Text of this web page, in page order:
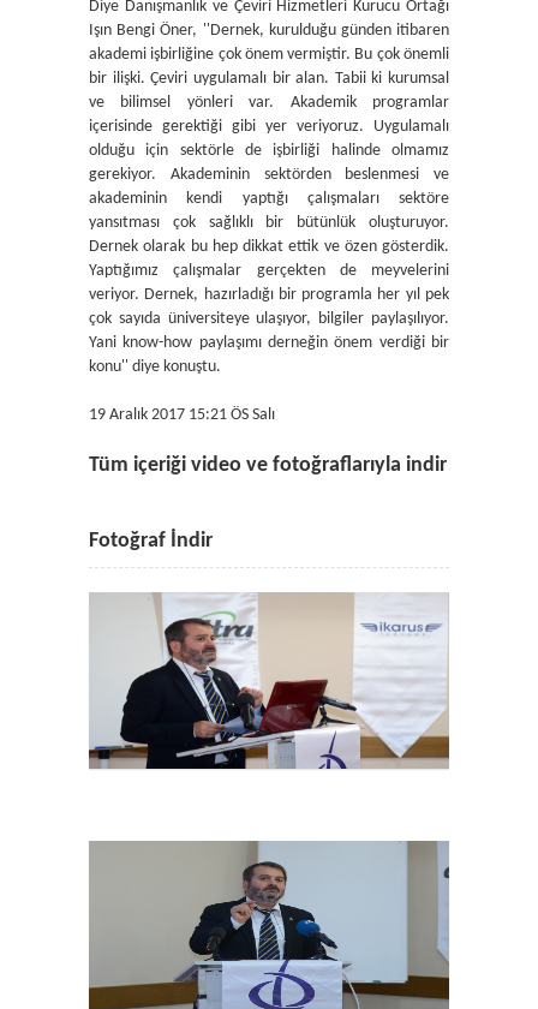
Diye Danışmanlık ve Çeviri Hizmetleri Kurucu Ortağı
Işın Bengi Öner, ''Dernek, kurulduğu günden itibaren
akademi işbirliğine çok önem vermiştir. Bu çok önemli
bir ilişki. Çeviri uygulamalı bir alan. Tabii ki kurumsal
ve bilimsel yönleri var. Akademik programlar
içerisinde gerektiği gibi yer veriyoruz. Uygulamalı
olduğu için sektörle de işbirliği halinde olmamız
gerekiyor. Akademinin sektörden beslenmesi ve
akademinin kendi yaptığı çalışmaları sektöre
yansıtması çok sağlıklı bir bütünlük oluşturuyor.
Dernek olarak bu hep dikkat ettik ve özen gösterdik.
Yaptığımız çalışmalar gerçekten de meyvelerini
veriyor. Dernek, hazırladığı bir programla her yıl pek
çok sayıda üniversiteye ulaşıyor, bilgiler paylaşılıyor.
Yani know-how paylaşımı derneğin önem verdiği bir
konu'' diye konuştu.
19 Aralık 2017 15:21 ÖS Salı
Tüm içeriği video ve fotoğraflarıyla indir
Fotoğraf İndir